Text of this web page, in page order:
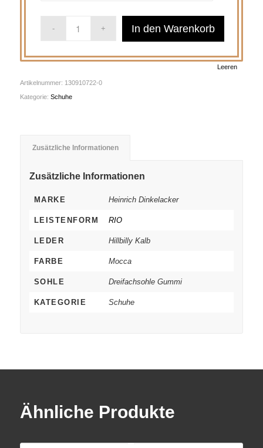
Leeren
In den Warenkorb
Artikelnummer: 130910722-0
Kategorie: Schuhe
Zusätzliche Informationen
Zusätzliche Informationen
MARKE Heinrich Dinkelacker
LEISTENFORM RIO
LEDER Hillbilly Kalb
FARBE Mocca
SOHLE Dreifachsohle Gummi
KATEGORIE Schuhe
Ähnliche Produkte